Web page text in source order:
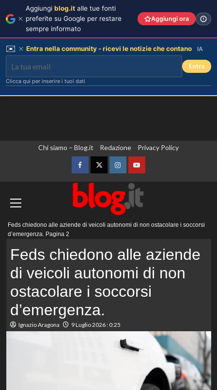
Chi siamo – Blog.it Redazione Privacy Policy
FacebookTwitterInstagramYouTube
principale
Feds chiedono alle aziende di veicoli autonomi di non ostacolare i soccorsi
d’emergenza. Pagina 2
Feds chiedono alle aziende
di veicoli autonomi di non
ostacolare i soccorsi
d’emergenza.
Ignazio Aragona 9 Luglio 2026 : 0:25
Aggiungi blog.it alle tue fonti
preferite su Google per restare
sempre informato
Aggiungi ora
✉️ Entra nella community - ricevi le notizie che contano IA
Entra
Clicca qui per inserire i tuoi dati